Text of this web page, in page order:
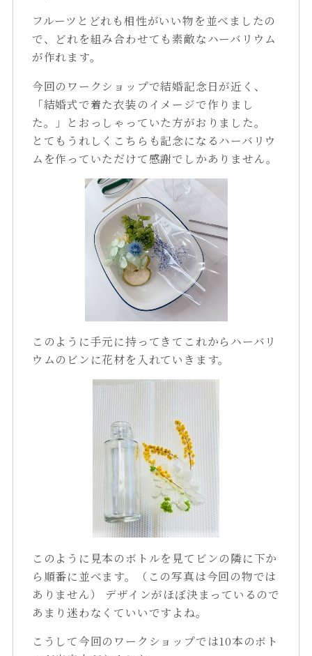
フルーツとどれも相性がいい物を並べましたの
で、どれを組み合わせても素敵なハーバリウム
が作れます。
今回のワークショップで結婚記念日が近く、
「結婚式で着た衣装のイメージで作りまし
た。」とおっしゃっていた方がおりました。
とてもうれしくこちらも記念になるハーバリウ
ムを作っていただけて感謝でしかありません。
このように手元に持ってきてこれからハーバリ
ウムのビンに花材を入れていきます。
このように見本のボトルを見てビンの隣に下か
ら順番に並べます。（この写真は今回の物では
ありません）
デザインがほぼ決まっているので
あまり迷わなくていいですよね。
こうして今回のワークショップでは10本のボト